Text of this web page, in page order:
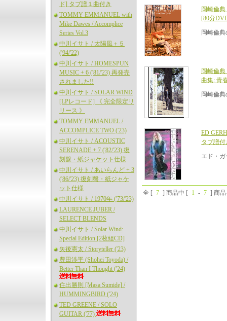
ド] タブ譜１曲付き
TOMMY EMMANUEL with
Mike Dawes / Accomplice
Series Vol.3
中川イサト / 太陽風＋５
('94/'22)
中川イサト / HOMESPUN
MUSIC + 6 ('81/'23) 再発売
されました!!
中川イサト / SOLAR WIND
[LPレコード] 《 完全限定リ
リース 》
TOMMY EMMANUEL /
ACCOMPLICE TWO ('23)
中川イサト / ACOUSTIC
SERENADE + 7 ('82/'23) 復
刻盤・紙ジャケット仕様
中川イサト / あいらんど + 3
('86/'23) 復刻盤・紙ジャケ
ット仕様
中川イサト / 1970年 ('73/'23)
LAURENCE JUBER /
SELECT BLENDS
中川イサト / Solar Wind:
Special Edition [2枚組CD]
矢後憲太 / Storyteller ('23)
豊田渉平 (Shohei Toyoda) /
Better Than I Thought ('24)
住出勝則 [Masa Sumide] /
HUMMINGBIRD ('24)
TED GREENE / SOLO
GUITAR ('77)
岡崎倫
[80分
岡崎倫
岡崎倫
曲集: 青
岡崎倫
ED
タブ譜付
エド・
全 [ 7 ] 商品中 [ 1 - 7 ] 商